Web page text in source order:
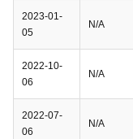
2023-01-
05
N/A
2022-10-
06
N/A
2022-07-
06
N/A